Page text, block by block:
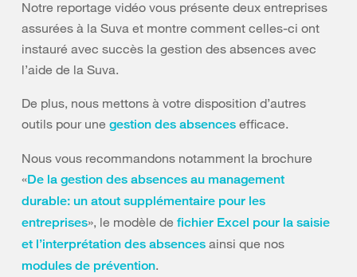
Notre reportage vidéo vous présente deux entreprises
assurées à la Suva et montre comment celles-ci ont
instauré avec succès la gestion des absences avec
l’aide de la Suva.
De plus, nous mettons à votre disposition d’autres
outils pour une gestion des absences efficace.
Nous vous recommandons notamment la brochure
«De la gestion des absences au management
durable: un atout supplémentaire pour les
entreprises», le modèle de fichier Excel pour la saisie
et l’interprétation des absences ainsi que nos
modules de prévention.